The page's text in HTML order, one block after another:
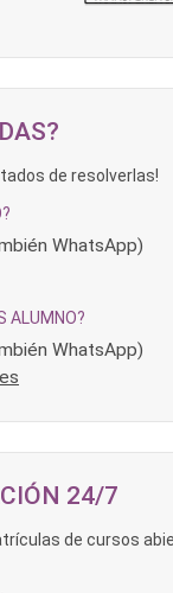
de resolverlas!
WhatsApp)
ALUMNO?
WhatsApp)
24/7
de cursos